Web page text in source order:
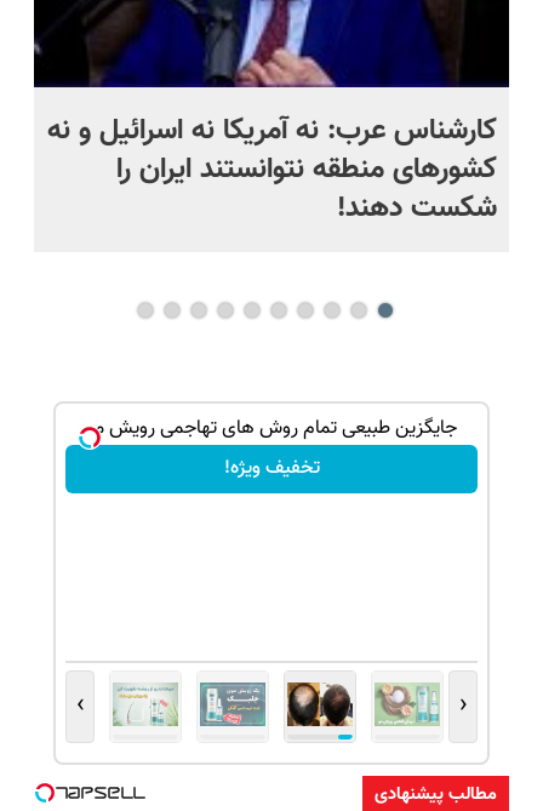
کارشناس عرب: نه آمریکا نه اسرائیل و نه
کشورهای منطقه نتوانستند ایران را
شکست دهند!
جایگزین طبیعی تمام روش های تهاجمی رویش مو
تخفیف ویژه!
‹
›
مطالب پیشنهادی